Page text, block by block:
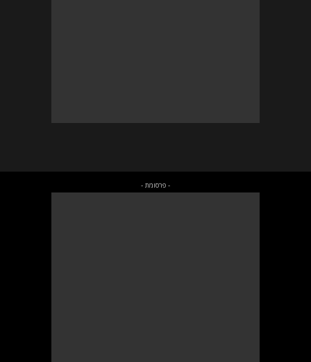
- פרסומת -